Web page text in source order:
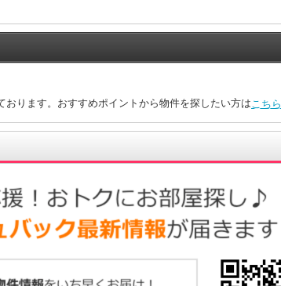
ります。おすすめポイントから物件を探したい方は こちら